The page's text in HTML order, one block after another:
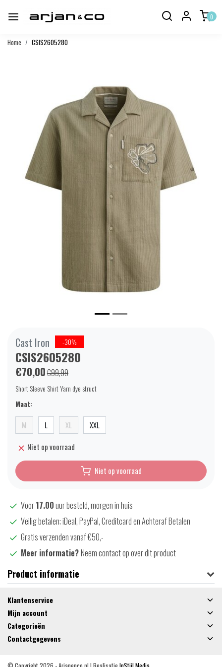
0
Home CSIS2605280
Cast Iron -30%
CSIS2605280
€70,00€99,99
Short Sleeve Shirt Yarn dye struct
Maat:
M L XL XXL
Niet op voorraad
Niet op voorraad
Voor17.00uur besteld, morgen in huis
Veilig betalen; iDeal, PayPal, Creditcard en Achteraf Betalen
Gratis verzenden vanaf €50,-
Meer informatie?Neem contact op over dit product
Product informatie
Klantenservice
Mijn account
Categorieën
Contactgegevens